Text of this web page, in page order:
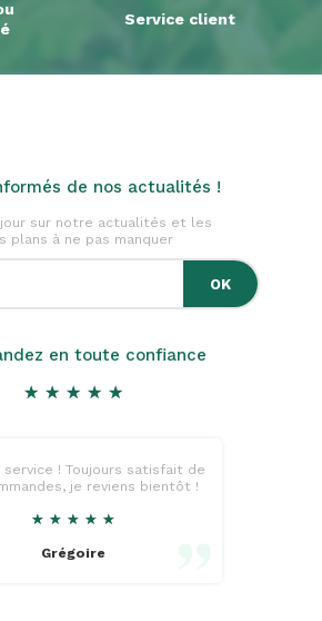
Service client
de nos actualités !
sur notre actualités et les
plans à ne pas manquer
en toute confiance
★ ★ ★ ★ ★
★ ★ ★ ★ ★
service ! Toujours satisfait de
je reviens bientôt !
★ ★ ★ ★ ★
★ ★ ★ ★ ★
Grégoire